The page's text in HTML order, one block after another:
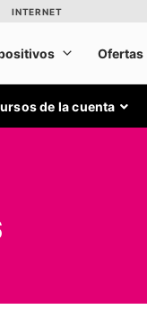
de la cuenta